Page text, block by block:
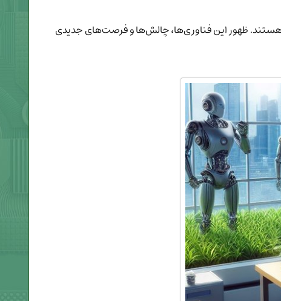
هستند. ظهور این فناوری‌ها، چالش‌ها و فرصت‌های جدیدی